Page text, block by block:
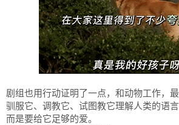
剧组也用行动证明了一点，和动物工作，
驯服它、调教它、试图教它理解人类的语言
而是要给它足够的爱。